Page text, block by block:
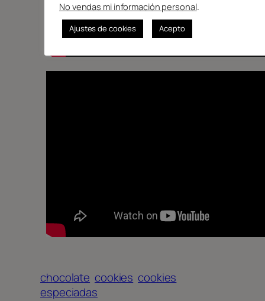
chocolate cookies cookies
especiadas
No vendas mi información personal.
Ajustes de cookies Acepto